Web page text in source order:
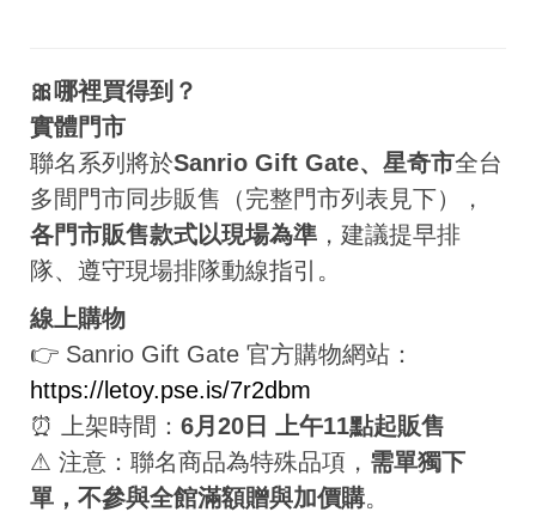
🎀哪裡買得到？
實體門市
聯名系列將於Sanrio Gift Gate、星奇市全台
多間門市同步販售（完整門市列表見下），
各門市販售款式以現場為準 ，建議提早排
隊、遵守現場排隊動線指引。
線上購物
👉 Sanrio Gift Gate 官方購物網站：
https://letoy.pse.is/7r2dbm
⏰ 上架時間： 6月20日 上午11點起販售
⚠ 注意：聯名商品為特殊品項， 需單獨下
單，不參與全館滿額贈與加價購。